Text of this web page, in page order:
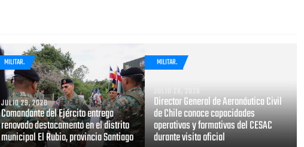
MILITAR.
JULIO 29, 2026
Comandante del Ejército entrega
renovado destacamento en el distrito
municipal El Rubio, provincia Santiago
MILITAR.
JULIO 28, 2026
Director General de Aeronáutica Civil
de Chile conoce capacidades
operativas y formativas del CESAC
durante visita oficial